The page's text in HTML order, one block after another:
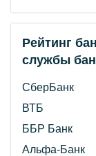
Рейтинг
службы
СберБанк
ВТБ
ББР Банк
Альфа-Банк